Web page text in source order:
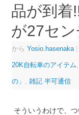
品が到
が27セン
から Yosio.hasenaka
20K自転車のアイテム
の」 雑記 半可通信
そういうわけで、つ